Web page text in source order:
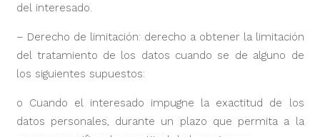
del interesado.
– Derecho de limitación: derecho a obtener la limitación
del tratamiento de los datos cuando se de alguno de
los siguientes supuestos:
o Cuando el interesado impugne la exactitud de los
datos personales, durante un plazo que permita a la